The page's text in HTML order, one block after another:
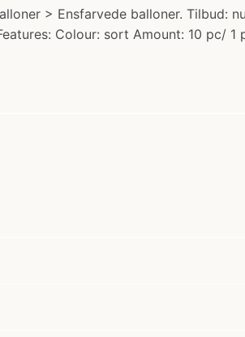
> Ensfarvede balloner. Tilbud:
Colour: sort Amount: 10 pc/ 1